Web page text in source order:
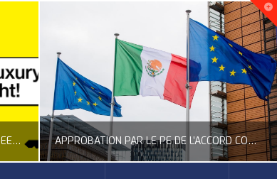
APPROBATION PAR LE PE DE L’ACCORD COMMERCIAL ENTRE L’UE ET LE MEXIQUE APPEL DU CESE À UNE MEILLEURE PRÉVENTION DES FEUX DE FORÊTS